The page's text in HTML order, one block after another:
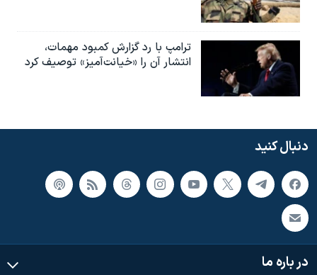
ترامپ با رد گزارش کمبود مهمات،
انتشار آن را «خیانت‌آمیز» توصیف کرد
دنبال کنید
در باره ما